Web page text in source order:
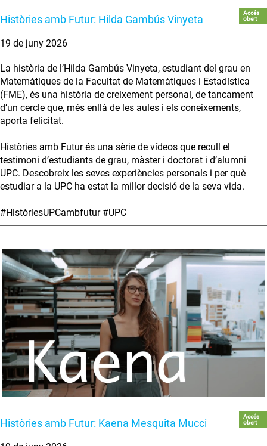
Històries amb Futur: Hilda Gambús Vinyeta
Accés
obert
19 de juny 2026
La història de l’Hilda Gambús Vinyeta, estudiant del grau en
Matemàtiques de la Facultat de Matemàtiques i Estadística
(FME), és una història de creixement personal, de tancament
d’un cercle que, més enllà de les aules i els coneixements,
aporta felicitat.
Històries amb Futur és una sèrie de vídeos que recull el
testimoni d’estudiants de grau, màster i doctorat i d’alumni
UPC. Descobreix les seves experiències personals i per què
estudiar a la UPC ha estat la millor decisió de la seva vida.
#HistòriesUPCambfutur #UPC
Històries amb Futur: Kaena Mesquita Mucci
Accés
obert